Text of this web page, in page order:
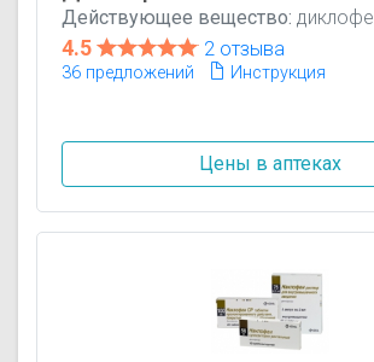
Действующее вещество:
4.5 2 отзыва
36 предложений Инструкция
Цены в аптеках